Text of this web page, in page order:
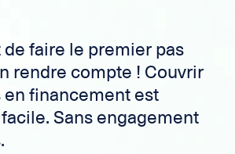
de faire le premier pas
rendre compte ! Couvrir
en financement est
Sans engagement